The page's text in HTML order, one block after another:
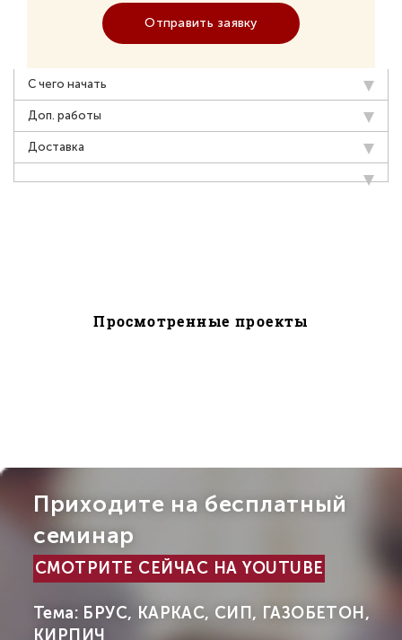
Отправить заявку
С чего начать
Доп. работы
Доставка
Просмотренные проекты
Приходите на бесплатный
семинар
СМОТРИТЕ СЕЙЧАС НА YOUTUBE
Тема: БРУС, КАРКАС, СИП, ГАЗОБЕТОН,
КИРПИЧ